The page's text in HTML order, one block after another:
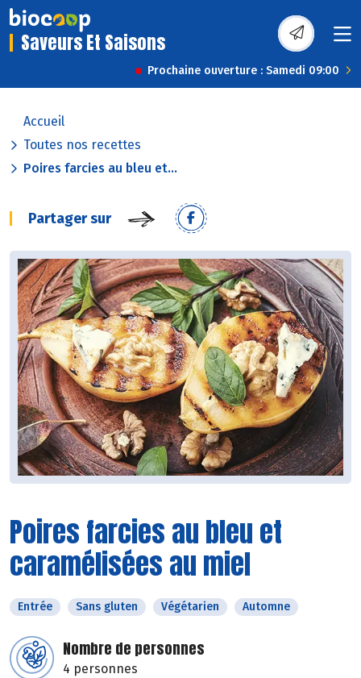
Saveurs Et Saisons
Prochaine ouverture : Samedi 09:00
Accueil
Toutes nos recettes
Poires farcies au bleu et...
Partager sur
Poires farcies au bleu et
caramélisées au miel
Entrée Sans gluten Végétarien Automne
Nombre de personnes
4 personnes